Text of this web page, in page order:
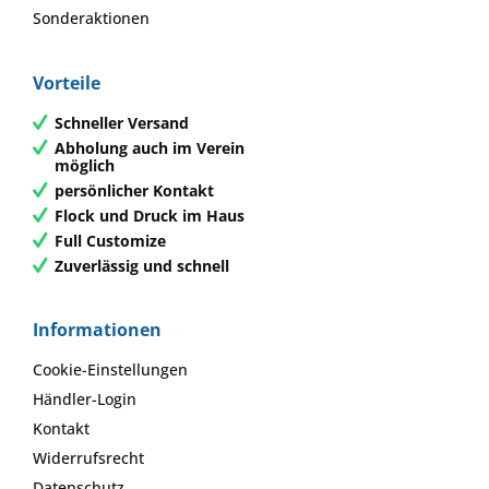
Sonderaktionen
Vorteile
Schneller Versand
Abholung auch im Verein
möglich
persönlicher Kontakt
Flock und Druck im Haus
Full Customize
Zuverlässig und schnell
Informationen
Cookie-Einstellungen
Händler-Login
Kontakt
Widerrufsrecht